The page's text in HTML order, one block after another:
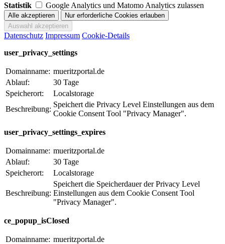
Statistik
Google Analytics und Matomo Analytics zulassen
Datenschutz Impressum Cookie-Details
user_privacy_settings
Domainname: mueritzportal.de
Ablauf:
30 Tage
Speicherort:
Localstorage
Beschreibung:
Speichert die Privacy Level Einstellungen aus dem
Cookie Consent Tool "Privacy Manager".
user_privacy_settings_expires
Domainname: mueritzportal.de
Ablauf:
30 Tage
Speicherort:
Localstorage
Beschreibung:
Speichert die Speicherdauer der Privacy Level
Einstellungen aus dem Cookie Consent Tool
"Privacy Manager".
ce_popup_isClosed
Domainname: mueritzportal.de